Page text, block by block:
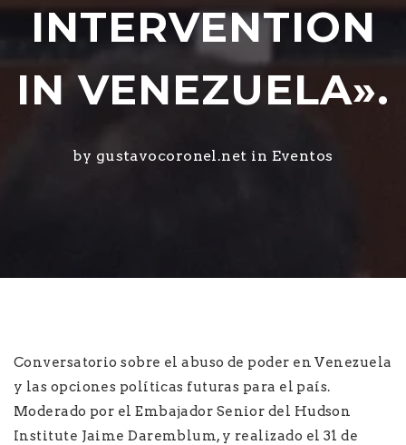
INTERVENTION
IN VENEZUELA».
by gustavocoronel.net in Eventos
Conversatorio sobre el abuso de poder en Venezuela
y las opciones políticas futuras para el país.
Moderado por el Embajador Senior del Hudson
Institute Jaime Daremblum, y realizado el 31 de